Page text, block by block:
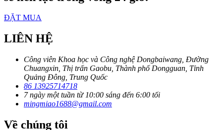
ĐẶT MUA
LIÊN HỆ
Công viên Khoa học và Công nghệ Dongbaiwang, Đường
Chuangxin, Thị trấn Gaobu, Thành phố Dongguan, Tỉnh
Quảng Đông, Trung Quốc
86 13925714718
7 ngày một tuần từ 10:00 sáng đến 6:00 tối
mingmiao1688@gmail.com
Về chúng tôi